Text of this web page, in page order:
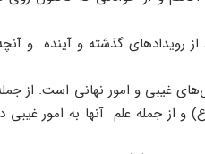
رویدادهای گذشته و آینده و
غیبی و امور نهانی است. از
گستره علمی ائمه(ع) و از جمله علم آنها به امور